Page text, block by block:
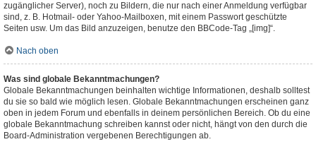
zugänglicher Server), noch zu Bildern, die nur nach einer Anmeldung verfügbar
sind, z. B. Hotmail- oder Yahoo-Mailboxen, mit einem Passwort geschützte
Seiten usw. Um das Bild anzuzeigen, benutze den BBCode-Tag „[img]“.
Nach oben
Was sind globale Bekanntmachungen?
Globale Bekanntmachungen beinhalten wichtige Informationen, deshalb solltest
du sie so bald wie möglich lesen. Globale Bekanntmachungen erscheinen ganz
oben in jedem Forum und ebenfalls in deinem persönlichen Bereich. Ob du eine
globale Bekanntmachung schreiben kannst oder nicht, hängt von den durch die
Board-Administration vergebenen Berechtigungen ab.